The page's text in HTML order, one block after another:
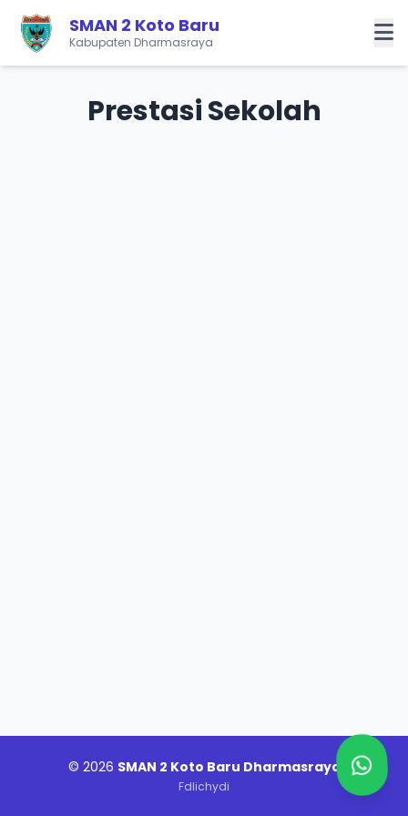
SMAN 2 Koto Baru
Kabupaten Dharmasraya
Prestasi Sekolah
© 2026 SMAN 2 Koto Baru Dharmasraya
Fdlichydi